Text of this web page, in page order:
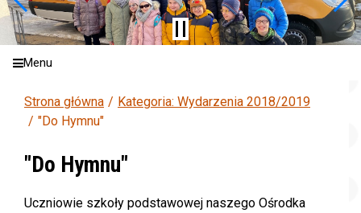
Menu
Strona główna
Kategoria: Wydarzenia 2018/2019
"Do Hymnu"
"Do Hymnu"
Uczniowie szkoły podstawowej naszego Ośrodka